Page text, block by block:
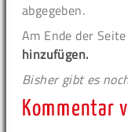
abgegeben.
Am Ende der
hinzufügen.
Bisher gibt es
Kommentar